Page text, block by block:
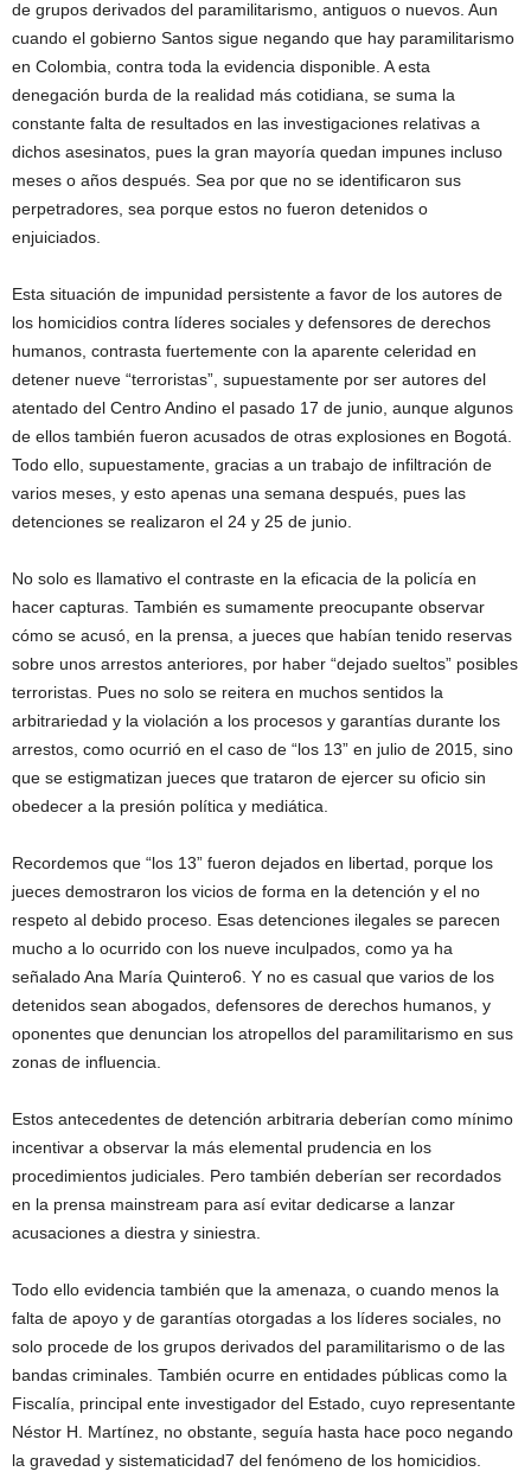
de grupos derivados del paramilitarismo, antiguos o nuevos. Aun
cuando el gobierno Santos sigue negando que hay paramilitarismo
en Colombia, contra toda la evidencia disponible. A esta
denegación burda de la realidad más cotidiana, se suma la
constante falta de resultados en las investigaciones relativas a
dichos asesinatos, pues la gran mayoría quedan impunes incluso
meses o años después. Sea por que no se identificaron sus
perpetradores, sea porque estos no fueron detenidos o
enjuiciados.
Esta situación de impunidad persistente a favor de los autores de
los homicidios contra líderes sociales y defensores de derechos
humanos, contrasta fuertemente con la aparente celeridad en
detener nueve “terroristas”, supuestamente por ser autores del
atentado del Centro Andino el pasado 17 de junio, aunque algunos
de ellos también fueron acusados de otras explosiones en Bogotá.
Todo ello, supuestamente, gracias a un trabajo de infiltración de
varios meses, y esto apenas una semana después, pues las
detenciones se realizaron el 24 y 25 de junio.
No solo es llamativo el contraste en la eficacia de la policía en
hacer capturas. También es sumamente preocupante observar
cómo se acusó, en la prensa, a jueces que habían tenido reservas
sobre unos arrestos anteriores, por haber “dejado sueltos” posibles
terroristas. Pues no solo se reitera en muchos sentidos la
arbitrariedad y la violación a los procesos y garantías durante los
arrestos, como ocurrió en el caso de “los 13” en julio de 2015, sino
que se estigmatizan jueces que trataron de ejercer su oficio sin
obedecer a la presión política y mediática.
Recordemos que “los 13” fueron dejados en libertad, porque los
jueces demostraron los vicios de forma en la detención y el no
respeto al debido proceso. Esas detenciones ilegales se parecen
mucho a lo ocurrido con los nueve inculpados, como ya ha
señalado Ana María Quintero6. Y no es casual que varios de los
detenidos sean abogados, defensores de derechos humanos, y
oponentes que denuncian los atropellos del paramilitarismo en sus
zonas de influencia.
Estos antecedentes de detención arbitraria deberían como mínimo
incentivar a observar la más elemental prudencia en los
procedimientos judiciales. Pero también deberían ser recordados
en la prensa mainstream para así evitar dedicarse a lanzar
acusaciones a diestra y siniestra.
Todo ello evidencia también que la amenaza, o cuando menos la
falta de apoyo y de garantías otorgadas a los líderes sociales, no
solo procede de los grupos derivados del paramilitarismo o de las
bandas criminales. También ocurre en entidades públicas como la
Fiscalía, principal ente investigador del Estado, cuyo representante
Néstor H. Martínez, no obstante, seguía hasta hace poco negando
la gravedad y sistematicidad7 del fenómeno de los homicidios.